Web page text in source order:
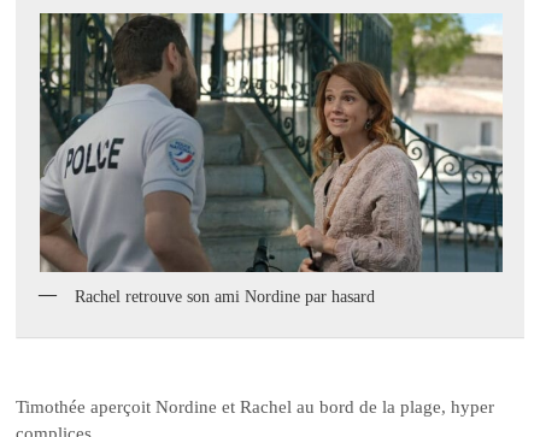
Rachel retrouve son ami Nordine par hasard
Timothée aperçoit Nordine et Rachel au bord de la plage, hyper
complices.